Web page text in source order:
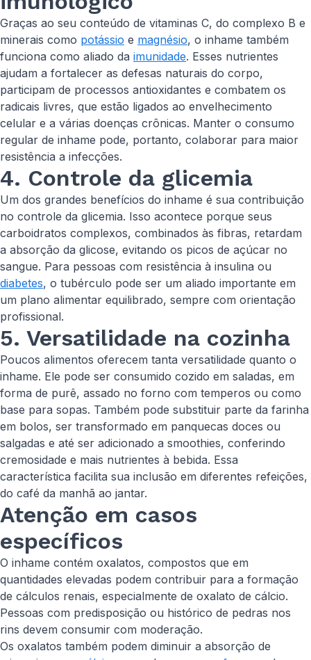
Graças ao seu conteúdo de vitaminas C, do complexo B e
minerais como potássio e magnésio, o inhame também
funciona como aliado da imunidade. Esses nutrientes
ajudam a fortalecer as defesas naturais do corpo,
participam de processos antioxidantes e combatem os
radicais livres, que estão ligados ao envelhecimento
celular e a várias doenças crônicas. Manter o consumo
regular de inhame pode, portanto, colaborar para maior
resistência a infecções.
4. Controle da glicemia
Um dos grandes benefícios do inhame é sua contribuição
no controle da glicemia. Isso acontece porque seus
carboidratos complexos, combinados às fibras, retardam
a absorção da glicose, evitando os picos de açúcar no
sangue. Para pessoas com resistência à insulina ou
diabetes, o tubérculo pode ser um aliado importante em
um plano alimentar equilibrado, sempre com orientação
profissional.
5. Versatilidade na cozinha
Poucos alimentos oferecem tanta versatilidade quanto o
inhame. Ele pode ser consumido cozido em saladas, em
forma de purê, assado no forno com temperos ou como
base para sopas. Também pode substituir parte da farinha
em bolos, ser transformado em panquecas doces ou
salgadas e até ser adicionado a smoothies, conferindo
cremosidade e mais nutrientes à bebida. Essa
característica facilita sua inclusão em diferentes refeições,
do café da manhã ao jantar.
Atenção em casos
específicos
O inhame contém oxalatos, compostos que em
quantidades elevadas podem contribuir para a formação
de cálculos renais, especialmente de oxalato de cálcio.
Pessoas com predisposição ou histórico de pedras nos
rins devem consumir com moderação.
Os oxalatos também podem diminuir a absorção de